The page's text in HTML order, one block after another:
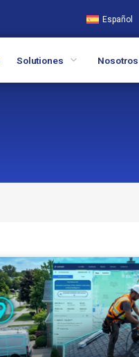
Español
Solutiones Nosotros